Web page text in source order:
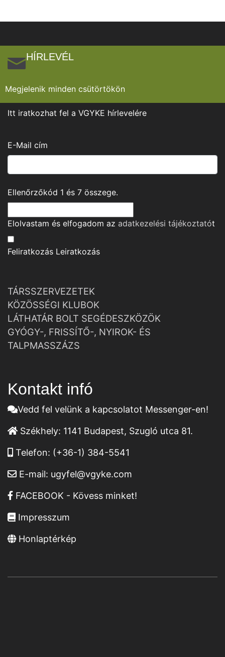
HÍRLEVÉL
Megjelenik minden csütörtökön
Itt iratkozhat fel a VGYKE hírlevelére
E-Mail cím
Ellenőrzőkód 1 és 7 összege.
Elolvastam és elfogadom az adatkezelési tájékoztatót
Feliratkozás Leiratkozás
TÁRSSZERVEZETEK
KÖZÖSSÉGI KLUBOK
LÁTHATÁR BOLT SEGÉDESZKÖZÖK
GYÓGY-, FRISSÍTŐ-, NYIROK- ÉS
TALPMASSZÁZS
Kontakt infó
Vedd fel velünk a kapcsolatot Messenger-en!
Székhely: 1141 Budapest, Szugló utca 81.
Telefon: (+36-1) 384-5541
E-mail: ugyfel@vgyke.com
FACEBOOK - Kövess minket!
Impresszum
Honlaptérkép